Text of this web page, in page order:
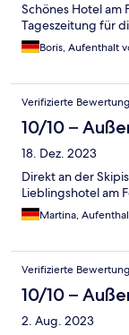
Schönes Hotel am
Tageszeitung für
Boris, Aufenthalt
Verifizierte Bewertung
10/10 –
18. Dez. 2023
Direkt an der
Lieblingshotel am
Martina,
Verifizierte Bewertung
10/10 –
2. Aug. 2023